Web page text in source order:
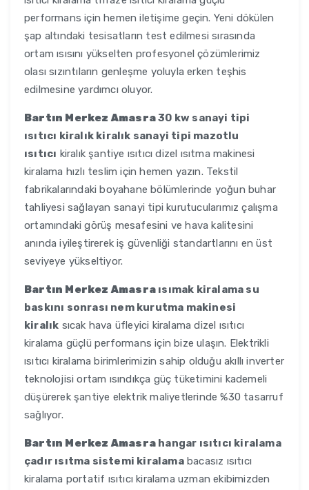
performans için hemen iletişime geçin. Yeni dökülen
şap altındaki tesisatların test edilmesi sırasında
ortam ısısını yükselten profesyonel çözümlerimiz
olası sızıntıların genleşme yoluyla erken teşhis
edilmesine yardımcı oluyor.
Bartın Merkez Amasra30 kw sanayi tipi
ısıtıcı kiralık kiralık sanayi tipi mazotlu
ısıtıcı kiralık şantiye ısıtıcı dizel ısıtma makinesi
kiralama hızlı teslim için hemen yazın. Tekstil
fabrikalarındaki boyahane bölümlerinde yoğun buhar
tahliyesi sağlayan sanayi tipi kurutucularımız çalışma
ortamındaki görüş mesafesini ve hava kalitesini
anında iyileştirerek iş güvenliği standartlarını en üst
seviyeye yükseltiyor.
Bartın Merkez Amasra ısımak kiralama su
baskını sonrası nem kurutma makinesi
kiralık sıcak hava üfleyici kiralama dizel ısıtıcı
kiralama güçlü performans için bize ulaşın. Elektrikli
ısıtıcı kiralama birimlerimizin sahip olduğu akıllı inverter
teknolojisi ortam ısındıkça güç tüketimini kademeli
düşürerek şantiye elektrik maliyetlerinde %30 tasarruf
sağlıyor.
Bartın Merkez Amasra hangar ısıtıcı kiralama
çadır ısıtma sistemi kiralamabacasız ısıtıcı
kiralama portatif ısıtıcı kiralama uzman ekibimizden